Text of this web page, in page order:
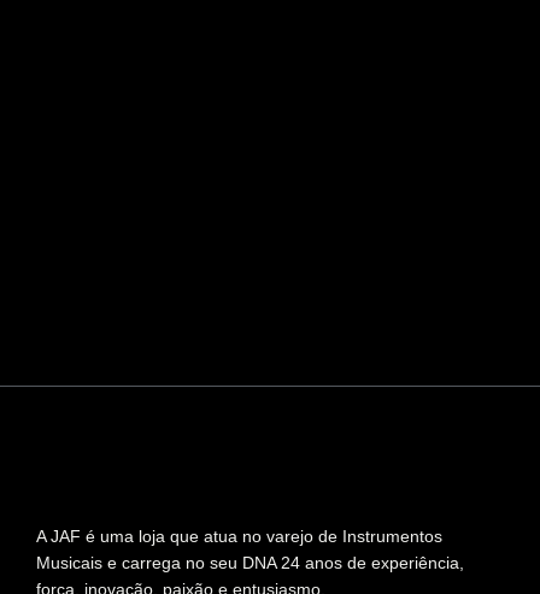
A JAF é uma loja que atua no varejo de Instrumentos
Musicais e carrega no seu DNA 24 anos de experiência,
força, inovação, paixão e entusiasmo.